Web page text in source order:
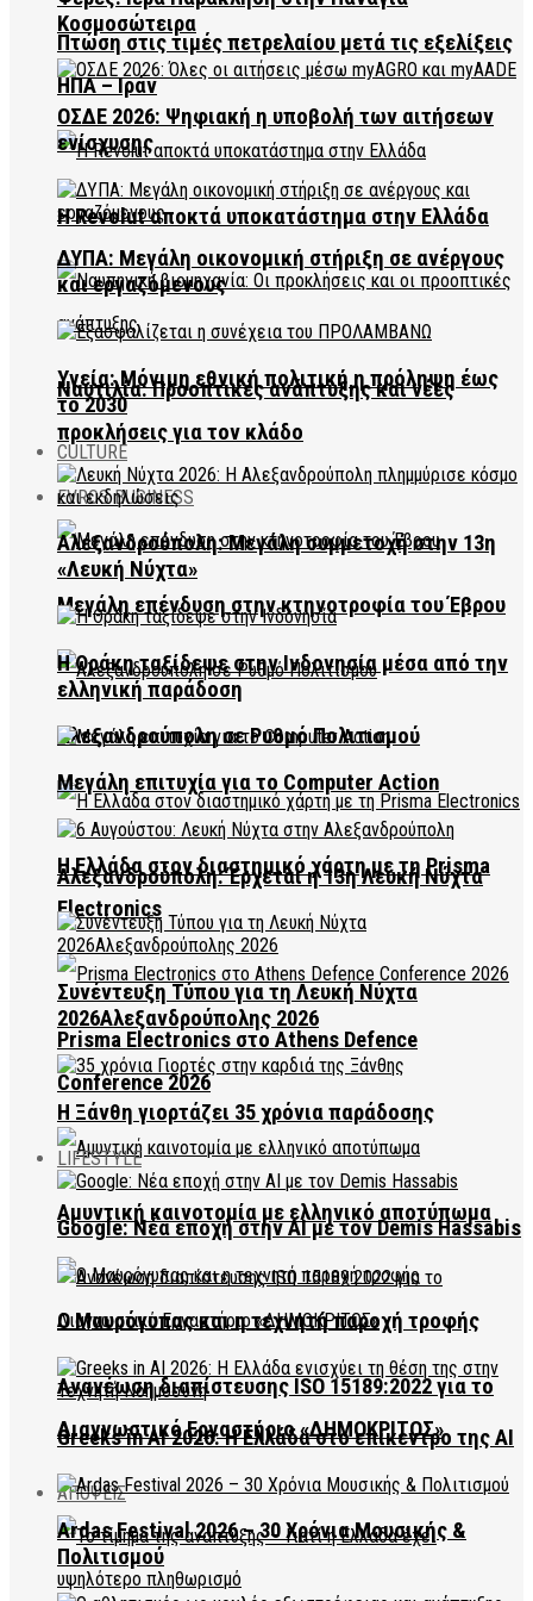
Πτώση στις τιμές πετρελαίου μετά τις εξελίξεις
ΗΠΑ – Ιράν
Η Revolut αποκτά υποκατάστημα στην Ελλάδα
Ναυτιλία: Προοπτικές ανάπτυξης και νέες
προκλήσεις για τον κλάδο
EVROS BUSINESS
Μεγάλη επένδυση στην κτηνοτροφία του Έβρου
Αλεξανδρούπολη σε Ρυθμό Πολιτισμού
Η Ελλάδα στον διαστημικό χάρτη με τη Prisma
Electronics
Prisma Electronics στο Athens Defence
Conference 2026
Αμυντική καινοτομία με ελληνικό αποτύπωμα
Ανανέωση διαπίστευσης ISO 15189:2022 για το
Διαγνωστικό Εργαστήριο «ΔΗΜΟΚΡΙΤΟΣ»
ΑΠΟΨΕΙΣ
Κοσμοσώτειρα
ΟΣΔΕ 2026: Ψηφιακή η υποβολή των αιτήσεων
ενίσχυσης
ΔΥΠΑ: Μεγάλη οικονομική στήριξη σε ανέργους
και εργαζόμενους
Υγεία: Μόνιμη εθνική πολιτική η πρόληψη έως
το 2030
CULTURE
Αλεξανδρούπολη: Μεγάλη συμμετοχή στην 13η
«Λευκή Νύχτα»
Η Θράκη ταξίδεψε στην Ινδονησία μέσα από την
ελληνική παράδοση
Μεγάλη επιτυχία για το Computer Action
Αλεξανδρούπολη: Έρχεται η 13η Λευκή Νύχτα
Συνέντευξη Τύπου για τη Λευκή Νύχτα
2026Αλεξανδρούπολης 2026
Η Ξάνθη γιορτάζει 35 χρόνια παράδοσης
LIFESTYLE
Google: Νέα εποχή στην AI με τον Demis Hassabis
Ο Μαυρόγυπας και η τεχνητή παροχή τροφής
Greeks in AI 2026: Η Ελλάδα στο επίκεντρο της AI
Ardas Festival 2026 – 30 Χρόνια Μουσικής &
Πολιτισμού